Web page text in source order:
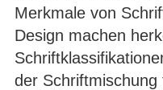
Merkmale von
Design machen
der